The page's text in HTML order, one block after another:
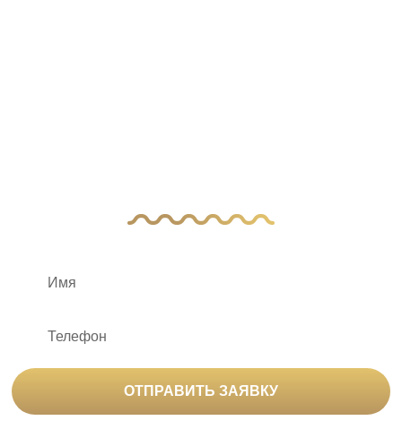
ОТПРАВИТЬ ЗАЯВКУ